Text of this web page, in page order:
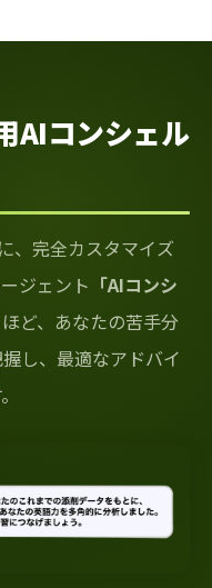
AIコンシェル
、完全カスタマイズ
ジェント 「AIコンシ
ど、あなたの苦手分
し、最適なアドバイ